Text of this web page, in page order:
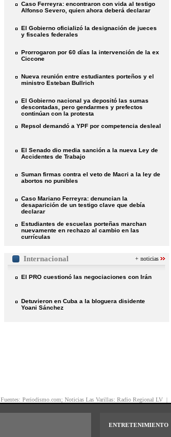
Caso Ferreyra: encontraron con vida al testigo
Alfonso Severo, quien ahora deberá declarar
El Gobierno oficializó la designación de jueces
y fiscales federales
Prorrogaron por 60 días la intervención de la ex
Ciccone
Nueva reunión entre estudiantes porteños y el
ministro Esteban Bullrich
El Gobierno nacional ya depositó las sumas
descontadas, pero gendarmes y prefectos
continúan con la protesta
Repsol demandó a YPF por competencia desleal
El Senado dio media sanción a la nueva Ley de
Accidentes de Trabajo
Suman firmas contra el veto de Macri a la ley de
abortos no punibles
Caso Mariano Ferreyra: denuncian la
desaparición de un testigo clave que debía
declarar
Estudiantes de escuelas porteñas marchan
nuevamente en rechazo al cambio en las
currículas
Internacional + noticias
El PRO cuestionó las negociaciones con Irán
Detuvieron en Cuba a la bloguera disidente
Yoani Sánchez
Fuentes: Periodismo.com; Noticias Las Varillas: Radio Regional LV |
ENTRETENIMIENTO